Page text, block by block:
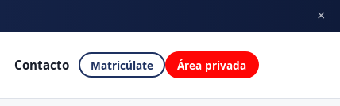
×
Contacto Matricúlate Área privada